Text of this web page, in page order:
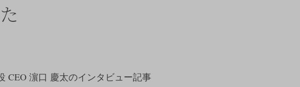
CEO 濵口 慶太のインタビュー記事